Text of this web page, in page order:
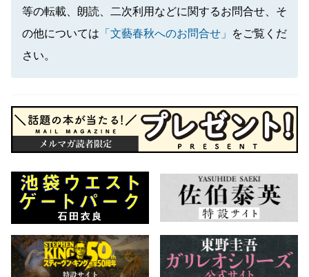
等の転載、朗読、二次利用などに関するお問合せ、そ
の他については 「文藝春秋へのお問合せ」
をご覧くだ
さい。